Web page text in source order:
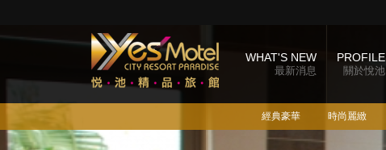
WHAT'S NEW
最新消息
PROFILE
關於悅池
經典豪華 時尚麗緻